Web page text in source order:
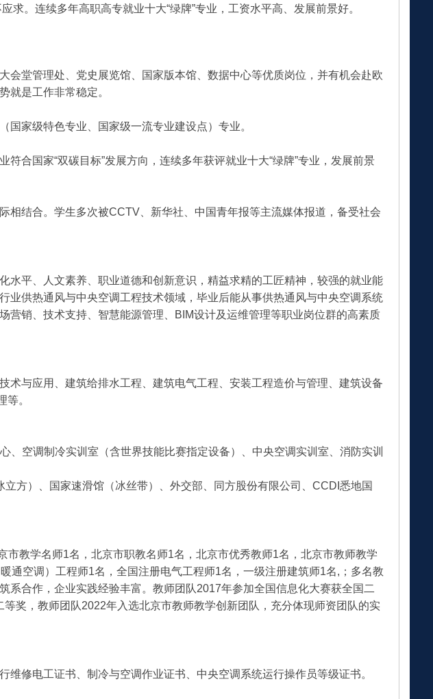
。连续多年高职高专就业十大“绿牌”专业，工资水平高、发展前景好。
堂管理处、党史展览馆、国家版本馆、数据中心等优质岗位，并有机会赴欧
就是工作非常稳定。
家级特色专业、国家级一流专业建设点）专业。
合国家“双碳目标”发展方向，连续多年获评就业十大“绿牌”专业，发展前景
相结合。学生多次被CCTV、新华社、中国青年报等主流媒体报道，备受社会
水平、人文素养、职业道德和创新意识，精益求精的工匠精神，较强的就业能
业供热通风与中央空调工程技术领域，毕业后能从事供热通风与中央空调系统
销、技术支持、智慧能源管理、BIM设计及运维管理等职业岗位群的高素质
与应用、建筑给排水工程、建筑电气工程、安装工程造价与管理、建筑设备
。
、空调制冷实训室（含世界技能比赛指定设备）、中央空调实训室、消防实训
方）、国家速滑馆（冰丝带）、外交部、同方股份有限公司、CCDI悉地国
教学名师1名，北京市职教名师1名，北京市优秀教师1名，北京市教师教学
通空调）工程师1名，全国注册电气工程师1名，一级注册建筑师1名,；多名教
合作，企业实践经验丰富。教师团队2017年参加全国信息化大赛获全国二
奖，教师团队2022年入选北京市教师教学创新团队，充分体现师资团队的实
修电工证书、制冷与空调作业证书、中央空调系统运行操作员等级证书。